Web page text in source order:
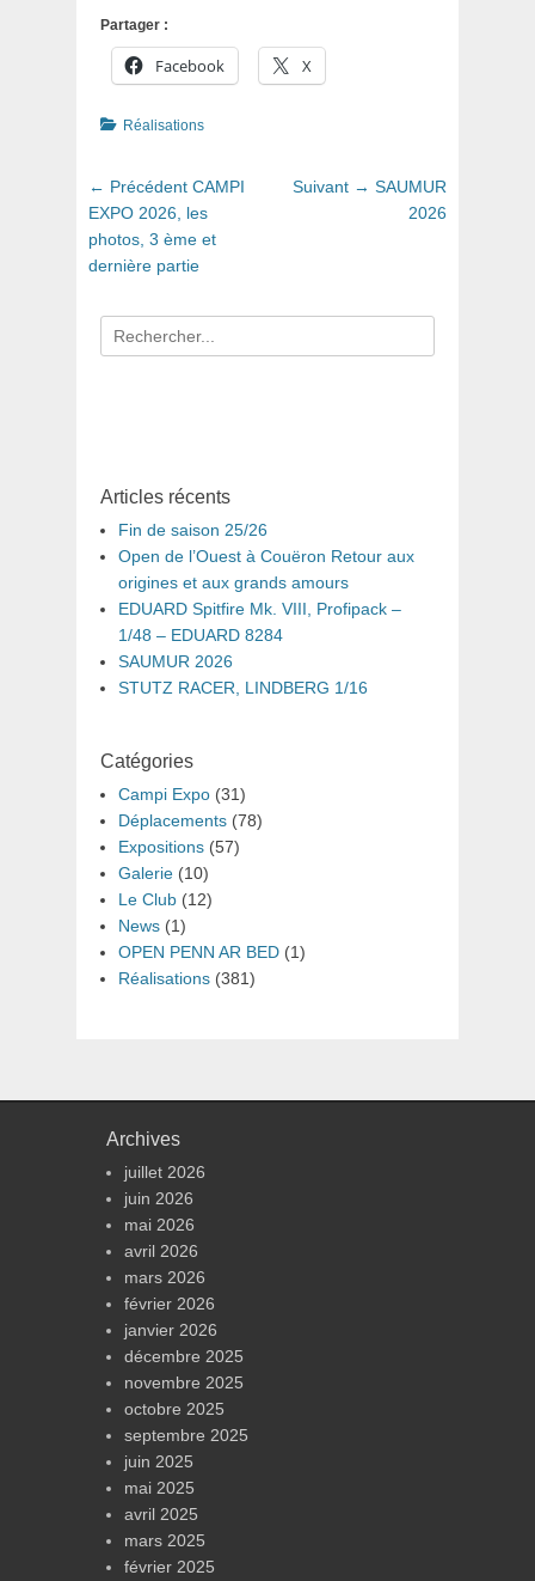
Partager :
Facebook X
Catégories
Réalisations
Navigation
de
l’article
← Précédent Article
précédent
:
CAMPI
EXPO 2026, les
photos, 3 ème et
dernière partie
Suivant → Article
suivant
SAUMUR
2026
Recherche
pour
Articles récents
Fin de saison 25/26
Open de l’Ouest à Couëron Retour aux
origines et aux grands amours
EDUARD Spitfire Mk. VIII, Profipack –
1/48 – EDUARD 8284
SAUMUR 2026
STUTZ RACER, LINDBERG 1/16
Catégories
Campi Expo (31)
Déplacements (78)
Expositions (57)
Galerie (10)
Le Club (12)
News (1)
OPEN PENN AR BED (1)
Réalisations (381)
Archives
juillet 2026
juin 2026
mai 2026
avril 2026
mars 2026
février 2026
janvier 2026
décembre 2025
novembre 2025
octobre 2025
septembre 2025
juin 2025
mai 2025
avril 2025
mars 2025
février 2025